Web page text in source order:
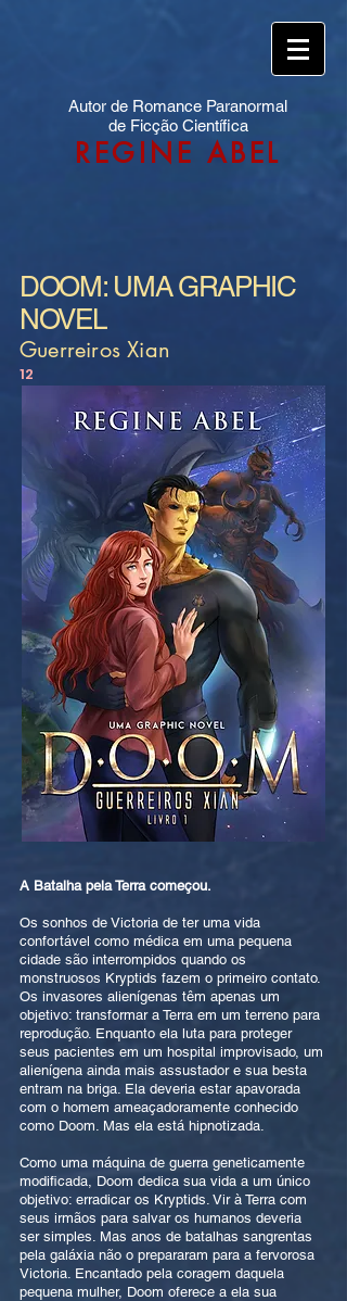
Autor de Romance Paranormal
de Ficção Científica
REGINE ABEL
DOOM: UMA GRAPHIC
NOVEL
Guerreiros Xian
12
A Batalha pela Terra começou.
Os sonhos de Victoria de ter uma vida
confortável como médica em uma pequena
cidade são interrompidos quando os
monstruosos Kryptids fazem o primeiro contato.
Os invasores alienígenas têm apenas um
objetivo: transformar a Terra em um terreno para
reprodução. Enquanto ela luta para proteger
seus pacientes em um hospital improvisado, um
alienígena ainda mais assustador e sua besta
entram na briga. Ela deveria estar apavorada
com o homem ameaçadoramente conhecido
como Doom. Mas ela está hipnotizada.
Como uma máquina de guerra geneticamente
modificada, Doom dedica sua vida a um único
objetivo: erradicar os Kryptids. Vir à Terra com
seus irmãos para salvar os humanos deveria
ser simples. Mas anos de batalhas sangrentas
pela galáxia não o prepararam para a fervorosa
Victoria. Encantado pela coragem daquela
pequena mulher, Doom oferece a ela sua